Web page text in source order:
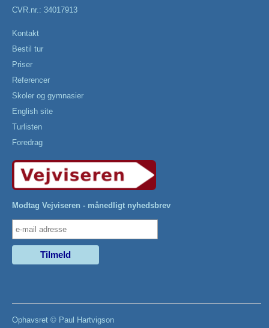
CVR.nr.: 34017913
Kontakt
Bestil tur
Priser
Referencer
Skoler og gymnasier
English site
Turlisten
Foredrag
Modtag Vejviseren - månedligt nyhedsbrev
Ophavsret © Paul Hartvigson